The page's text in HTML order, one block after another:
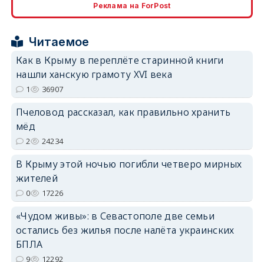
erid: 2SDnjdPjgYS
Реклама на ForPost
Читаемое
Как в Крыму в переплёте старинной книги
нашли ханскую грамоту XVI века
1 36907
Пчеловод рассказал, как правильно хранить
мёд
2 24234
В Крыму этой ночью погибли четверо мирных
жителей
0 17226
«Чудом живы»: в Севастополе две семьи
остались без жилья после налёта украинских
БПЛА
9 12292